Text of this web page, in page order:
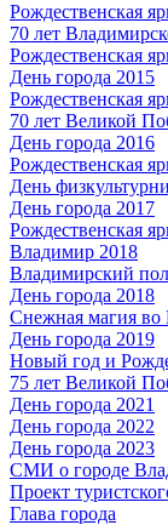
Рождественская
70 лет
Рождественская
День города 2015
Рождественская
70 лет Великой
День города 2016
Рождественская
День
День города 2017
Рождественская
Владимир 2018
Владимирский
День города 2018
Снежная магия во
День города 2019
Новый год и
75 лет Великой
День города 2021
День города 2022
День города 2023
СМИ о городе
Проект
Глава города